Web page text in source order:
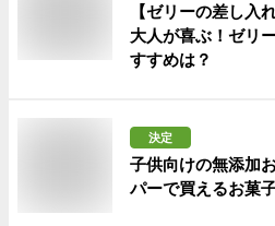
【ゼリーの差し入
大人が喜ぶ！ゼリ
すすめは？
決定
子供向けの無添加
パーで買えるお菓